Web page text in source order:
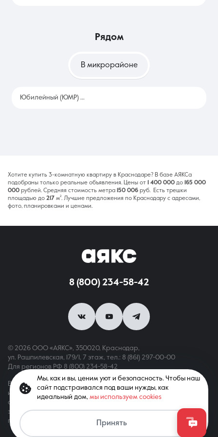
рядом
В микрорайоне
Юбилейный (ЮМР)
Хотите купить 3-комнатную квартиру в Краснодаре? В базе АЯКСа
подобраны только реальные объявления. Цены от
1 400 000 до 165 000
000 рублей. Средняя стоимость метра 150 006 руб. Есть трешки
площадью до 217 м². Лучшие предложения по Краснодару с адресами,
фото, планировками и ценами.
8 (800) 234-58-42
© 2026 ООО «АЯКС», 350020, Краснодар,
ул. Рашпилевская, 179/1, 7 этаж, тел.: 8 (861) 297-00-00
Для регионов РФ 8 (800) 234-58-42
Вся информация, опубликованная на сайте, носит только
информационный характер и не является публичной офертой,
определяемой положениями ст. 437 ГК РФ. Все права
защищены. При копировании материалов с сайта
гиперссылка обязательна
Мы, как и вы, ценим уют и безопасность. Чтобы наш
сайт подстраивался под ваши нужды, как
идеальный дом, мы используем cookies
Принять